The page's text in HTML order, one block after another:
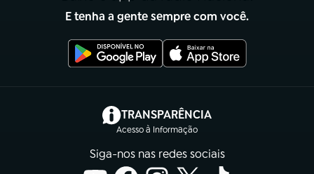
E tenha a gente sempre com você.
TRANSPARÊNCIA
Acesso à Informação
(abre em nova aba)
Siga-nos nas redes sociais